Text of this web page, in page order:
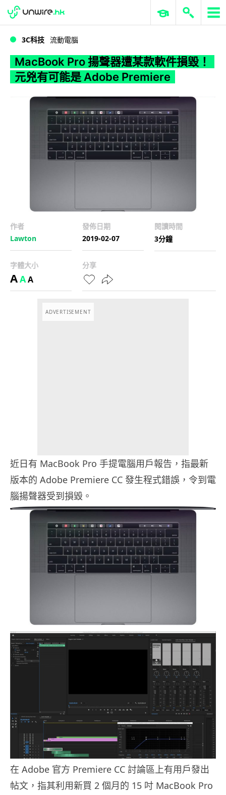
WWDC 2026 ERP 與商業 AI
3C科技 流動電腦
MacBook Pro 揚聲器遭某款軟件損毀！
元兇有可能是 Adobe Premiere
作者
Lawton
發佈日期
2019-02-07
閱讀時間
3分鐘
字體大小
AAA
分享
ADVERTISEMENT
近日有 MacBook Pro 手提電腦用戶報告，指最新
版本的 Adobe Premiere CC 發生程式錯誤，令到電
腦揚聲器受到損毀。
在 Adobe 官方 Premiere CC 討論區上有用戶發出
帖文，指其利用新買 2 個月的 15 吋 MacBook Pro